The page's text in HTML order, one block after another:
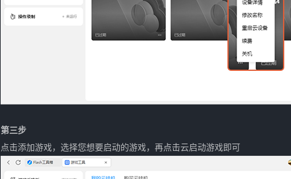
第三步
点击添加游戏，选择您想要启动的游戏，再点击云启动游戏即可